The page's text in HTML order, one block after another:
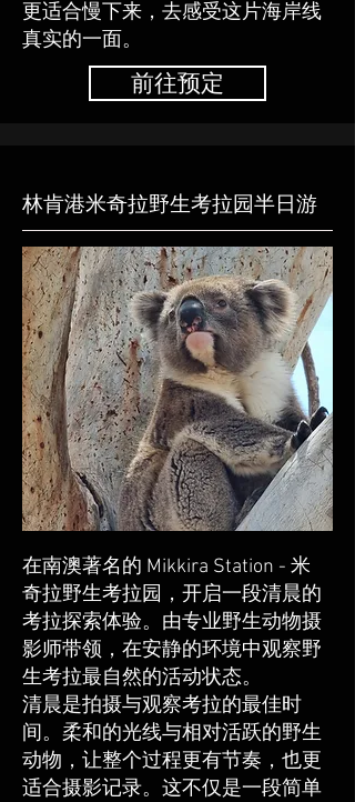
更适合慢下来，去感受这片海岸线
真实的一面。
前往预定
林肯港米奇拉野生考拉园半日游
在南澳著名的 Mikkira Station - 米
奇拉野生考拉园，开启一段清晨的
考拉探索体验。由专业野生动物摄
影师带领，在安静的环境中观察野
生考拉最自然的活动状态。
清晨是拍摄与观察考拉的最佳时
间。柔和的光线与相对活跃的野生
动物，让整个过程更有节奏，也更
适合摄影记录。这不仅是一段简单